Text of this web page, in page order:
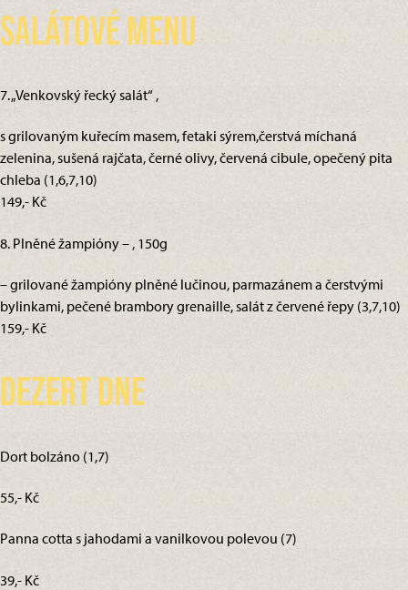
Salátové menu
7. „Venkovský řecký salát“ ,
s grilovaným kuřecím masem, fetaki sýrem,čerstvá míchaná
zelenina, sušená rajčata, černé olivy, červená cibule, opečený pita
chleba (1,6,7,10)
149,- Kč
8. Plněné žampióny – , 150g
– grilované žampióny plněné lučinou, parmazánem a čerstvými
bylinkami, pečené brambory grenaille, salát z červené řepy (3,7,10)
159,- Kč
Dezert dne
Dort bolzáno (1,7)
55,- Kč
Panna cotta s jahodami a vanilkovou polevou (7)
39,- Kč